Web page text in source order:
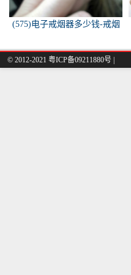
(575)电子戒烟器多少钱-戒烟
© 2012-2021 粤ICP备09211880号 |